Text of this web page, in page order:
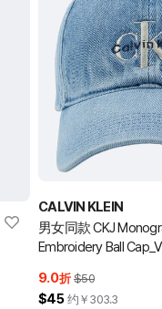
CALVIN KLEIN
男女同款 CKJ
Embroidery Ball
9.0折 $50
$45 约￥ 303.3